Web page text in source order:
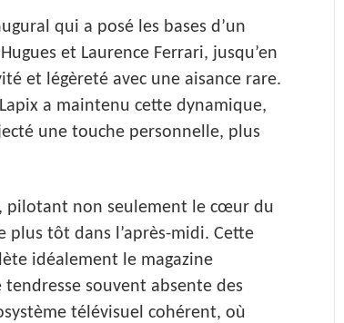
qui a posé les bases d’un
et Laurence Ferrari, jusqu’en
et légèreté avec une aisance rare.
a maintenu cette dynamique,
une touche personnelle, plus
pilotant non seulement le cœur du
plus tôt dans l’après-midi. Cette
idéalement le magazine
souvent absente des
télévisuel cohérent, où